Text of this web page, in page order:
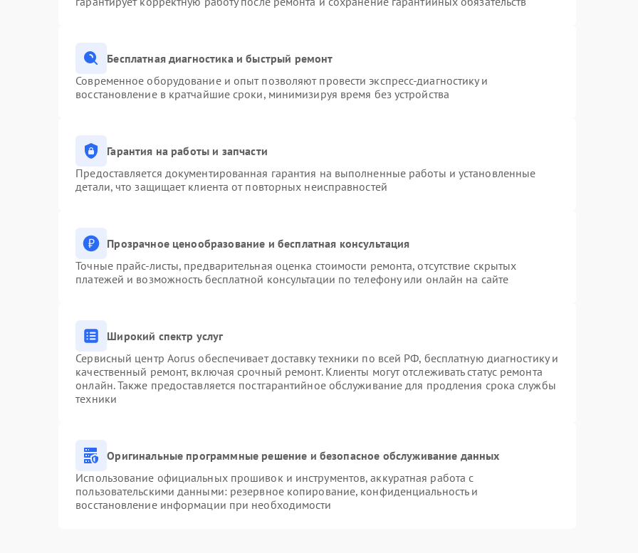
Бесплатная диагностика и быстрый ремонт
Современное оборудование и опыт позволяют провести экспресс-диагностику и
восстановление в кратчайшие сроки, минимизируя время без устройства
Гарантия на работы и запчасти
Предоставляется документированная гарантия на выполненные работы и установленные
детали, что защищает клиента от повторных неисправностей
Прозрачное ценообразование и бесплатная консультация
Точные прайс-листы, предварительная оценка стоимости ремонта, отсутствие скрытых
платежей и возможность бесплатной консультации по телефону или онлайн на сайте
Широкий спектр услуг
Сервисный центр Aorus обеспечивает доставку техники по всей РФ, бесплатную диагностику и
качественный ремонт, включая срочный ремонт. Клиенты могут отслеживать статус ремонта
онлайн. Также предоставляется постгарантийное обслуживание для продления срока службы
техники
Оригинальные программные решение и безопасное обслуживание данных
Использование официальных прошивок и инструментов, аккуратная работа с
пользовательскими данными: резервное копирование, конфиденциальность и
восстановление информации при необходимости